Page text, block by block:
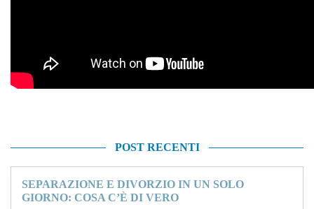
POST RECENTI
SEPARAZIONE E DIVORZIO IN UN SOLO
GIORNO: COSA C’È DI VERO